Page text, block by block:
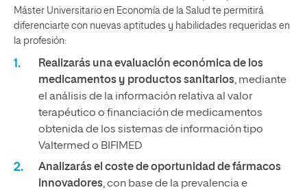
Máster Universitario en Economía de la Salud te permitirá
diferenciarte con nuevas aptitudes y habilidades requeridas en
la profesión:
Realizarás una evaluación económica de los
medicamentos y productos sanitarios, mediante
el análisis de la información relativa al valor
terapéutico o financiación de medicamentos
obtenida de los sistemas de información tipo
Valtermed o BIFIMED
Analizarás el coste de oportunidad de fármacos
innovadores, con base de la prevalencia e